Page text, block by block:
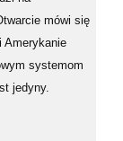
mówi się
Amerykanie
systemom
jedyny.